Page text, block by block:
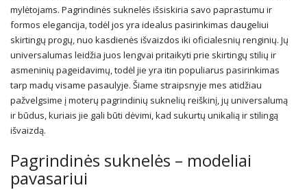
mylėtojams. Pagrindinės suknelės išsiskiria savo paprastumu ir
formos elegancija, todėl jos yra idealus pasirinkimas daugeliui
skirtingų progų, nuo kasdienės išvaizdos iki oficialesnių renginių. Jų
universalumas leidžia juos lengvai pritaikyti prie skirtingų stilių ir
asmeninių pageidavimų, todėl jie yra itin populiarus pasirinkimas
tarp madų visame pasaulyje. Šiame straipsnyje mes atidžiau
pažvelgsime į moterų pagrindinių suknelių reiškinį, jų universalumą
ir būdus, kuriais jie gali būti dėvimi, kad sukurtų unikalią ir stilingą
išvaizdą.
Pagrindinės suknelės – modeliai
pavasariui